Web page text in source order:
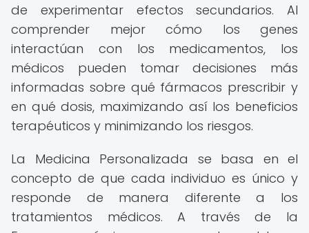
de experimentar efectos secundarios. Al
comprender mejor cómo los genes
interactúan con los medicamentos, los
médicos pueden tomar decisiones más
informadas sobre qué fármacos prescribir y
en qué dosis, maximizando así los beneficios
terapéuticos y minimizando los riesgos.
La Medicina Personalizada se basa en el
concepto de que cada individuo es único y
responde de manera diferente a los
tratamientos médicos. A través de la